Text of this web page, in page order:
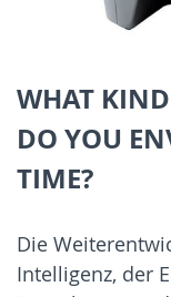
WHAT
DO YOU
TIME?
Die
Intelligenz, der